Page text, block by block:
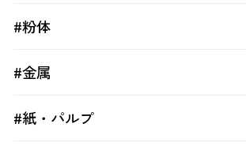
#粉体
#金属
#紙・パルプ